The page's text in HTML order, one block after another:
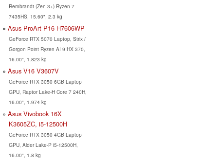
Rembrandt (Zen 3+) Ryzen 7
7435HS, 15.60", 2.3 kg
Asus ProArt P16 H7606WP
GeForce RTX 5070 Laptop, Strix /
Gorgon Point Ryzen AI 9 HX 370,
16.00", 1.823 kg
Asus V16 V3607V
GeForce RTX 3050 6GB Laptop
GPU, Raptor Lake-H Core 7 240H,
16.00", 1.974 kg
Asus Vivobook 16X
K3605ZC, i5-12500H
GeForce RTX 3050 4GB Laptop
GPU, Alder Lake-P i5-12500H,
16.00", 1.8 kg